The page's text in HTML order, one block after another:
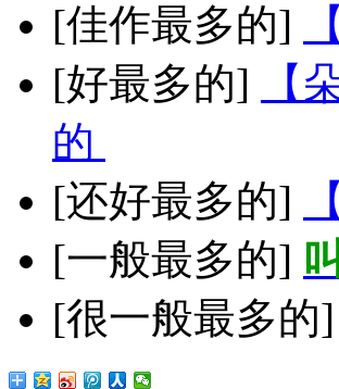
[佳作最多的]
[好最多的]
【
的
[还好最多的]
[一般最多的]
[很一般最多的]